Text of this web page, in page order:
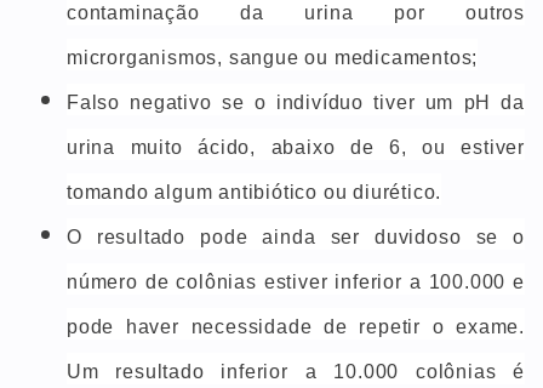
contaminação da urina por outros
microrganismos, sangue ou medicamentos;
Falso negativo se o indivíduo tiver um pH da
urina muito ácido, abaixo de 6, ou estiver
tomando algum antibiótico ou diurético.
O resultado pode ainda ser duvidoso se o
número de colônias estiver inferior a 100.000 e
pode haver necessidade de repetir o exame.
Um resultado inferior a 10.000 colônias é